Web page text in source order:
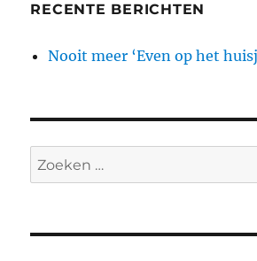
RECENTE BERICHTEN
Nooit meer ‘Even op het
Zoeken
naar: